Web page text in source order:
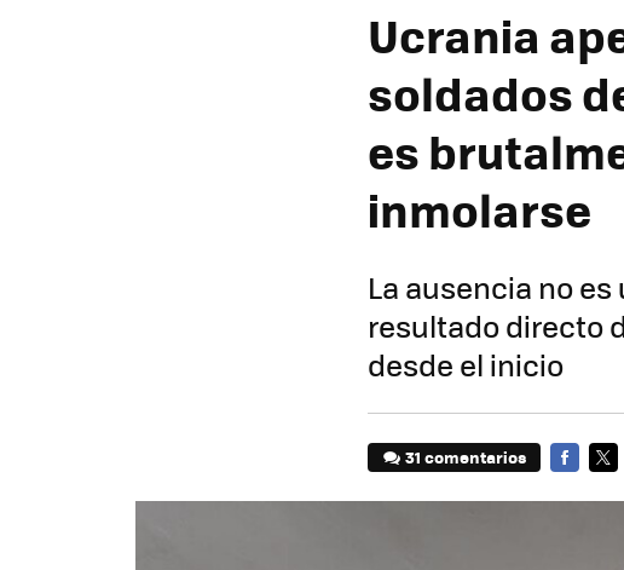
Ucrania
soldados
es
inmolarse
La ausencia no
resultado directo
desde el inicio
31 comentarios